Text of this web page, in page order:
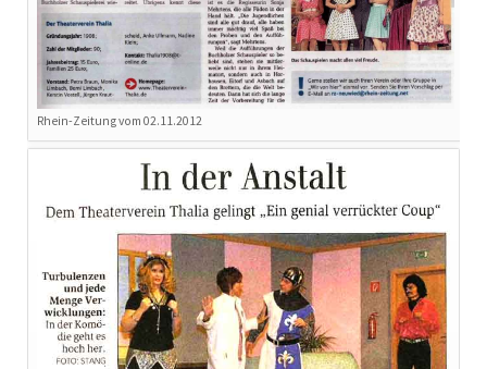
Rhein-Zeitung vom 02.11.2012